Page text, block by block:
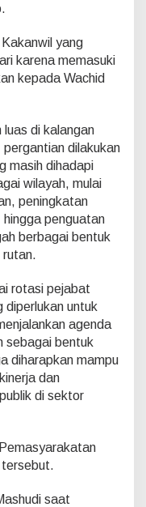
yang
karena memasuki
kepada Wachid
di kalangan
dilakukan
masih dihadapi
wilayah, mulai
peningkatan
penguatan
berbagai bentuk
rutan.
rotasi pejabat
diperlukan untuk
agenda
sebagai bentuk
diharapkan mampu
dan
di sektor
tersebut.
saat